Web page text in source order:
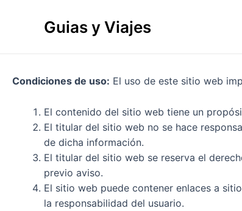
Guias y Viajes
Condiciones de uso: El uso de este sitio web
El contenido del sitio web tiene un
El titular del sitio web no se hace
de dicha información.
El titular del sitio web se reserva el
previo aviso.
El sitio web puede contener enlaces a
la responsabilidad del usuario.